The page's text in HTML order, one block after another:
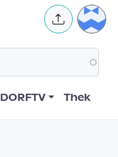
User
DORFTV Thek